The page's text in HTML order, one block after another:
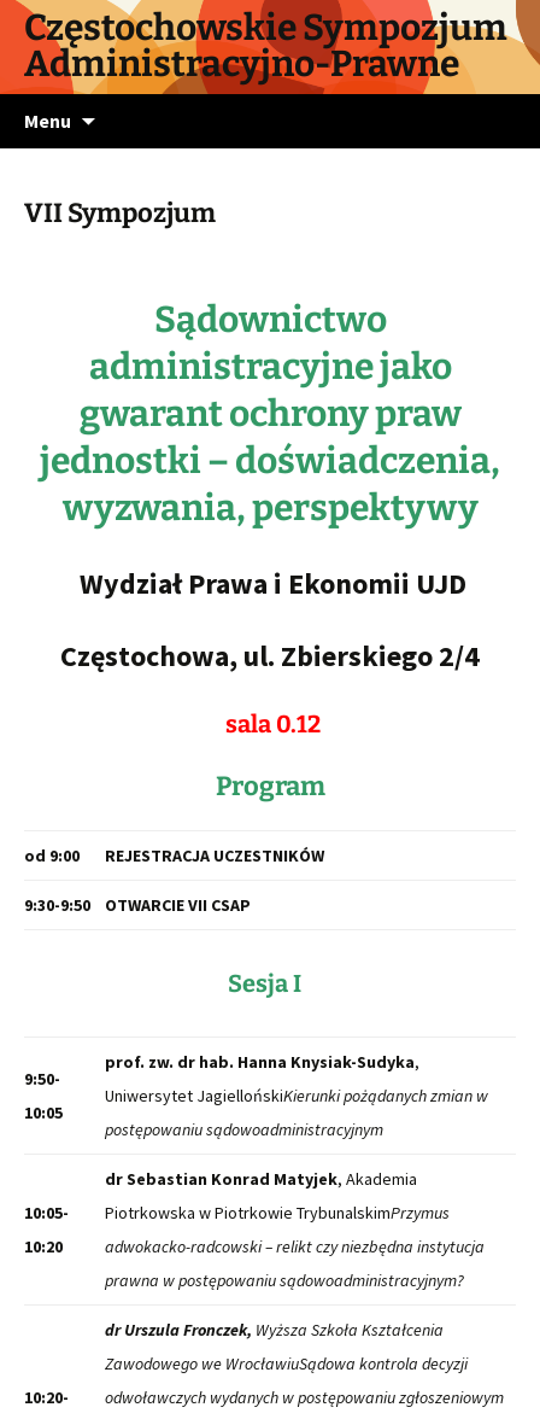
Częstochowskie Sympozjum
Administracyjno-Prawne
Menu
do
treści
VII Sympozjum
Sądownictwo
administracyjne jako
gwarant ochrony praw
jednostki– doświadczenia,
wyzwania, perspektywy
Wydział Prawa i Ekonomii UJD
Częstochowa, ul. Zbierskiego 2/4
sala 0.12
Program
od 9:00 REJESTRACJA UCZESTNIKÓW
9:30-9:50 OTWARCIE VII CSAP
Sesja I
9:50-
10:05
prof. zw. dr hab. Hanna Knysiak-Sudyka,
Uniwersytet JagiellońskiKierunki pożądanych zmian w
postępowaniu sądowoadministracyjnym
10:05-
10:20
dr Sebastian Konrad Matyjek, Akademia
Piotrkowska w Piotrkowie TrybunalskimPrzymus
adwokacko-radcowski – relikt czy niezbędna instytucja
prawna w postępowaniu sądowoadministracyjnym?
10:20-
dr Urszula Fronczek, Wyższa Szkoła Kształcenia
Zawodowego we WrocławiuSądowa kontrola decyzji
odwoławczych wydanych w postępowaniu zgłoszeniowym